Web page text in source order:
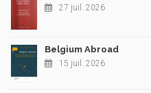
27 juil. 2026
Belgium Abroad
15 juil. 2026